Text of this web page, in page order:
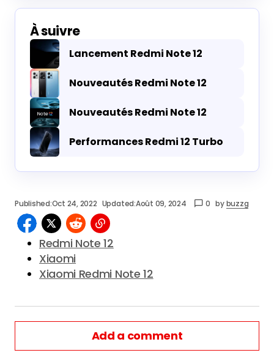
À suivre
Lancement Redmi Note 12
Nouveautés Redmi Note 12
Nouveautés Redmi Note 12
Performances Redmi 12 Turbo
Published:Oct 24, 2022 Updated:Août 09, 2024 0 bybuzzg
Redmi Note 12
Xiaomi
Xiaomi Redmi Note 12
Add a comment